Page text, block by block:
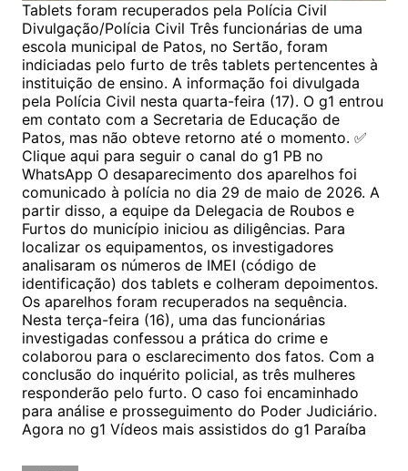
Tablets foram recuperados pela Polícia Civil
Divulgação/Polícia Civil Três funcionárias de uma
escola municipal de Patos, no Sertão, foram
indiciadas pelo furto de três tablets pertencentes à
instituição de ensino. A informação foi divulgada
pela Polícia Civil nesta quarta-feira (17). O g1 entrou
em contato com a Secretaria de Educação de
Patos, mas não obteve retorno até o momento. ✅
Clique aqui para seguir o canal do g1 PB no
WhatsApp O desaparecimento dos aparelhos foi
comunicado à polícia no dia 29 de maio de 2026. A
partir disso, a equipe da Delegacia de Roubos e
Furtos do município iniciou as diligências. Para
localizar os equipamentos, os investigadores
analisaram os números de IMEI (código de
identificação) dos tablets e colheram depoimentos.
Os aparelhos foram recuperados na sequência.
Nesta terça-feira (16), uma das funcionárias
investigadas confessou a prática do crime e
colaborou para o esclarecimento dos fatos. Com a
conclusão do inquérito policial, as três mulheres
responderão pelo furto. O caso foi encaminhado
para análise e prosseguimento do Poder Judiciário.
Agora no g1 Vídeos mais assistidos do g1 Paraíba